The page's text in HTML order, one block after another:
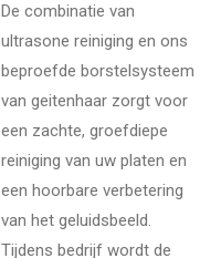
De combinatie van
ultrasone reiniging en ons
beproefde borstelsysteem
van geitenhaar zorgt voor
een zachte, groefdiepe
reiniging van uw platen en
een hoorbare verbetering
van het geluidsbeeld.
Tijdens bedrijf wordt de